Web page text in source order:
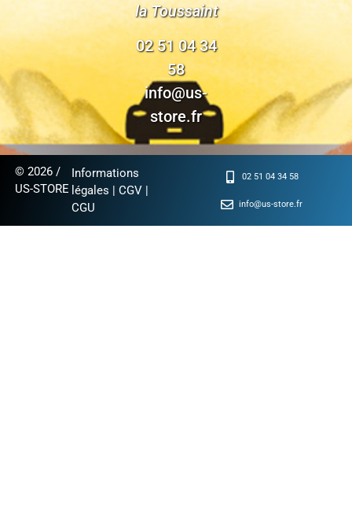
la Toussaint
02 51 04 34
58
info@us-
store.fr
© 2026 /
US-STORE
Informations
légales |CGV
CGU
02 51 04 34 58
info@us-store.fr